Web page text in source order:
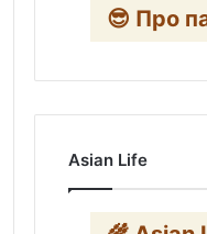
😎 Про
Asian Life